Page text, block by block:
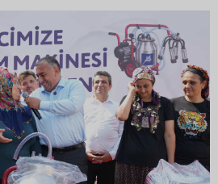
açıkladı: Yasaklı ırk köpeğe mevzuat
işlem yapıldı
"Kredi limitleri her yıl enflasyon oranı
alınarak güncellenmelidir"